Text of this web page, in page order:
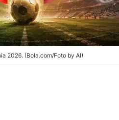
2026. (Bola.com/Foto by AI)